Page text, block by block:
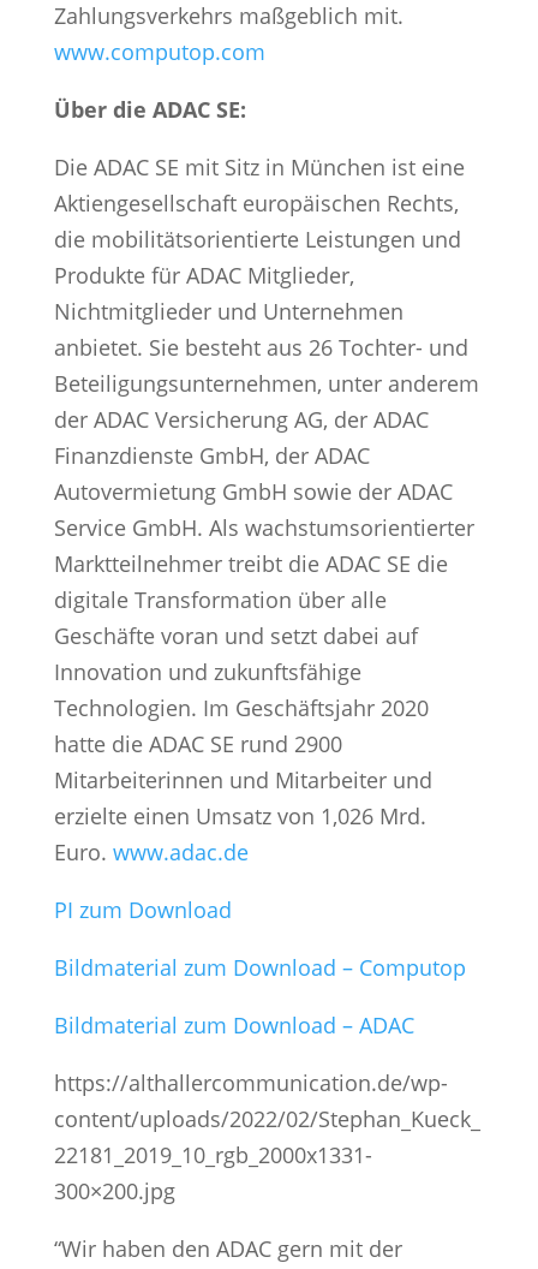
Zahlungsverkehrs maßgeblich mit.
www.computop.com
Über die ADAC SE:
Die ADAC SE mit Sitz in München ist eine
Aktiengesellschaft europäischen Rechts,
die mobilitätsorientierte Leistungen und
Produkte für ADAC Mitglieder,
Nichtmitglieder und Unternehmen
anbietet. Sie besteht aus 26 Tochter- und
Beteiligungsunternehmen, unter anderem
der ADAC Versicherung AG, der ADAC
Finanzdienste GmbH, der ADAC
Autovermietung GmbH sowie der ADAC
Service GmbH. Als wachstumsorientierter
Marktteilnehmer treibt die ADAC SE die
digitale Transformation über alle
Geschäfte voran und setzt dabei auf
Innovation und zukunftsfähige
Technologien. Im Geschäftsjahr 2020
hatte die ADAC SE rund 2900
Mitarbeiterinnen und Mitarbeiter und
erzielte einen Umsatz von 1,026 Mrd.
Euro. www.adac.de
PI zum Download
Bildmaterial zum Download – Computop
Bildmaterial zum Download – ADAC
https://althallercommunication.de/wp-
content/uploads/2022/02/Stephan_Kueck_
22181_2019_10_rgb_2000x1331-
300×200.jpg
“Wir haben den ADAC gern mit der